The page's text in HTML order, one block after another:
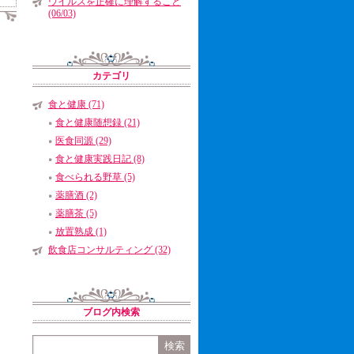
(06/03)
カテゴリ
食と健康 (71)
食と健康随想録 (21)
医食同源 (29)
食と健康実践日記 (8)
食べられる野草 (5)
薬膳酒 (2)
薬膳茶 (5)
放置熟成 (1)
飲食店コンサルティング (32)
ブログ内検索